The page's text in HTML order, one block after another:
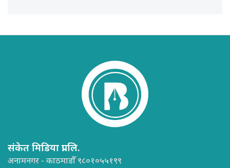
संकेत मिडिया प्रा.लि.
अनामनगर - काठमाडौँ ९८०१०५५१९९